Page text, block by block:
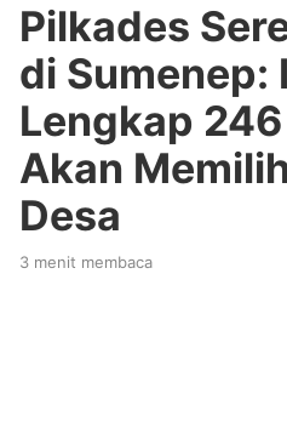
Pilkades
di Sumenep:
Lengkap
Akan
Desa
3 menit membaca